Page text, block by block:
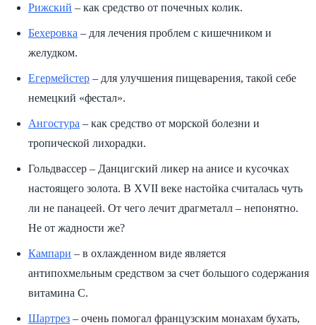
Рижский – как средство от почечных колик.
Бехеровка – для лечения проблем с кишечником и
желудком.
Егермейстер – для улучшения пищеварения, такой себе
немецкий «фестал».
Ангостура – как средство от морской болезни и
тропической лихорадки.
Гольдвассер – Данцигский ликер на анисе и кусочках
настоящего золота. В XVII веке настойка считалась чуть
ли не панацеей. От чего лечит драгметалл – непонятно.
Не от жадности же?
Кампари – в охлажденном виде является
антипохмельным средством за счет большого содержания
витамина С.
Шартрез – очень помогал французским монахам бухать,